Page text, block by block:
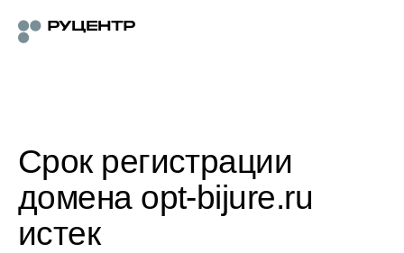
Срок регистрации
домена opt-bijure.ru
истек